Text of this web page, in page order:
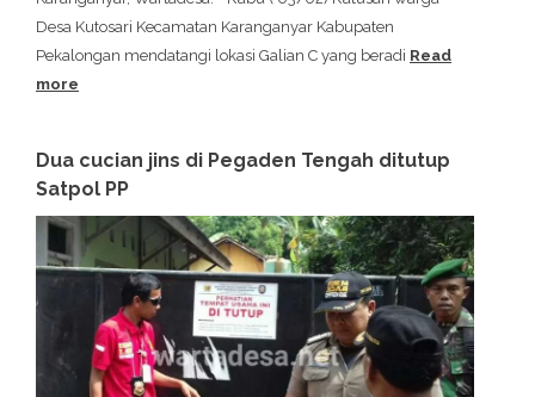
Desa Kutosari Kecamatan Karanganyar Kabupaten
Pekalongan mendatangi lokasi Galian C yang beradi Read
more
Dua cucian jins di Pegaden Tengah ditutup
Satpol PP